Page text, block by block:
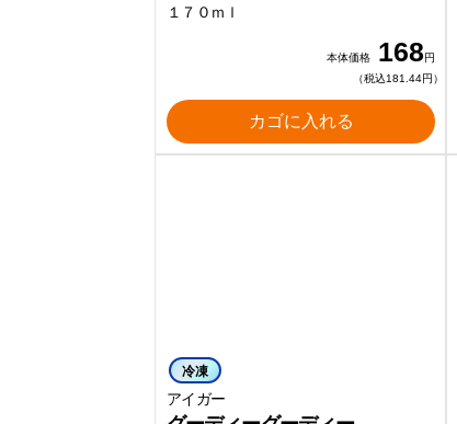
１７０ｍｌ
本体価格 168円
（税込181.44円）
カゴに入れる
冷凍
アイガー